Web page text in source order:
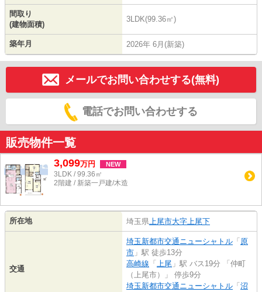
間取り
(建物面積)
3LDK(99.36㎡)
築年月 2026年 6月(新築)
メールでお問い合わせする(無料)
電話でお問い合わせする
販売物件一覧
3,099万円 NEW
3LDK / 99.36㎡
2階建 / 新築一戸建/木造
所在地 埼玉県上尾市大字上尾下
交通
埼玉新都市交通ニューシャトル 「 原
市 」駅 徒歩13分
高崎線 「 上尾 」駅 バス19分 「仲町
（上尾市）」 停歩9分
埼玉新都市交通ニューシャトル 「 沼